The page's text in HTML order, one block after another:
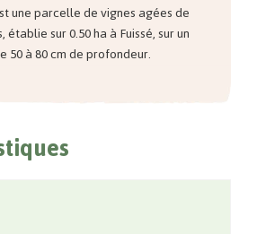
une parcelle de vignes agées de
établie sur 0.50 ha à Fuissé, sur un
50 à 80 cm de profondeur.